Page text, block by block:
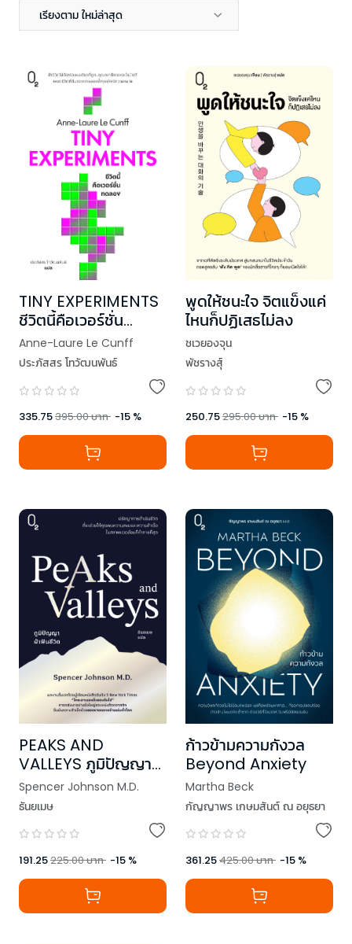
เรียงตาม ใหม่ล่าสุด
TINY EXPERIMENTS
ชีวิตนี้คือเวอร์ชั่น
ทดลอง
Anne-Laure Le Cunff
ประภัสสร โทวัฒนพันธ์
335.75395.00บาท -15 %
พูดให้ชนะใจ จิตแข็งแค่
ไหนก็ปฏิเสธไม่ลง
ชเวยองจุน
พัชรางสุ์
250.75295.00บาท -15 %
PEAKS AND
VALLEYS ภูมิปัญญา
ฝ่าฟันชีวิต
Spencer Johnson M.D.
ธันยเมษ
191.25225.00บาท -15 %
ก้าวข้ามความกังวล
Beyond Anxiety
Martha Beck
กัญญาพร เกษมสันต์ ณ​ อยุธยา
361.25425.00บาท -15 %